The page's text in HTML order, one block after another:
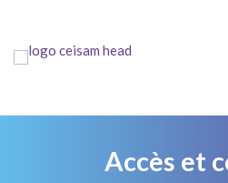
content
Accès et